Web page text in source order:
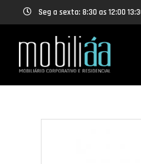
Seg a sexta: 8:30 as 12:00